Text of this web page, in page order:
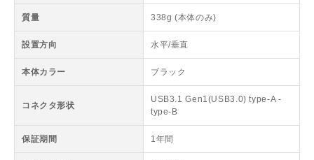
質量 338g (本体のみ)
設置方向 水平/垂直
本体カラー ブラック
コネクタ形状
USB3.1 Gen1(USB3.0) type-A -
type-B
保証期間 1年間